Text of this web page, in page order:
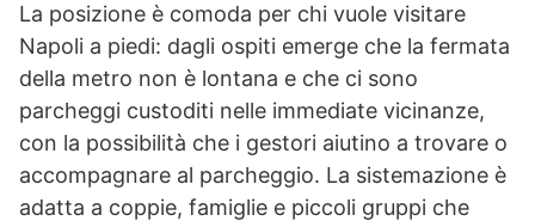
La posizione è comoda per chi vuole visitare
Napoli a piedi: dagli ospiti emerge che la fermata
della metro non è lontana e che ci sono
parcheggi custoditi nelle immediate vicinanze,
con la possibilità che i gestori aiutino a trovare o
accompagnare al parcheggio. La sistemazione è
adatta a coppie, famiglie e piccoli gruppi che